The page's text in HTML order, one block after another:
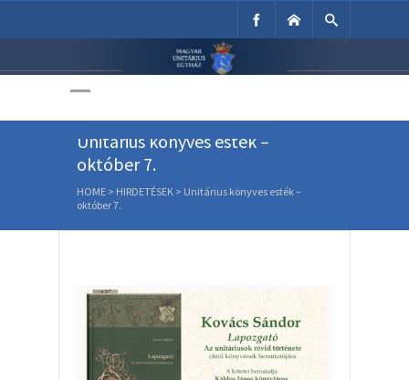
Unitárius Egyház
Unitárius könyves esték –
október 7.
HOME > HIRDETÉSEK > Unitárius könyves esték –
október 7.